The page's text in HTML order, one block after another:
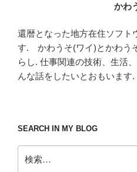
かわ
還暦となった地方在住ソフト
す. かわうそ(ワイ)とかわう
らし. 仕事関連の技術、生活
んな話をしたいとおもいます.
SEARCH IN MY BLOG
索: